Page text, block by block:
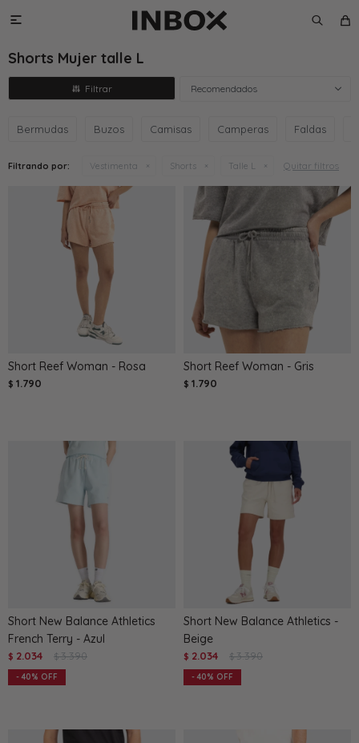

Shorts Mujer talle L
Recomendados
Bermudas Buzos Camisas Camperas Faldas
Filtrando por: Vestimenta Shorts Talle L Quitar filtros
Short Reef Woman - Rosa
$ 1.790
Short Reef Woman - Gris
$ 1.790
Short New Balance Athletics
French Terry - Azul
$ 2.034 $ 3.390
40
Short New Balance Athletics -
Beige
$ 2.034 $ 3.390
40